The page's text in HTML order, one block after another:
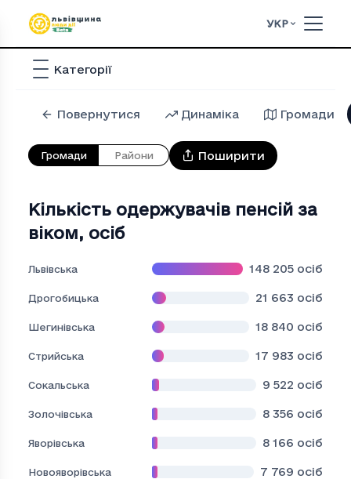
УКР
Категорії
Повернутися Динаміка Громади
Громади Райони Поширити
Кількість одержувачів пенсій за
віком, осіб
Львівська 148 205 осіб
Дрогобицька 21 663 осіб
Шегинівська 18 840 осіб
Стрийська 17 983 осіб
Сокальська 9 522 осіб
Золочівська 8 356 осіб
Яворівська 8 166 осіб
Новояворівська 7 769 осіб